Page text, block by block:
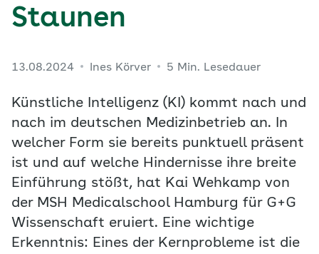
Staunen
13.08.2024 Ines Körver 5 Min. Lesedauer
Künstliche Intelligenz (KI) kommt nach und
nach im deutschen Medizinbetrieb an. In
welcher Form sie bereits punktuell präsent
ist und auf welche Hindernisse ihre breite
Einführung stößt, hat Kai Wehkamp von
der MSH Medicalschool Hamburg für G+G
Wissenschaft eruiert. Eine wichtige
Erkenntnis: Eines der Kernprobleme ist die